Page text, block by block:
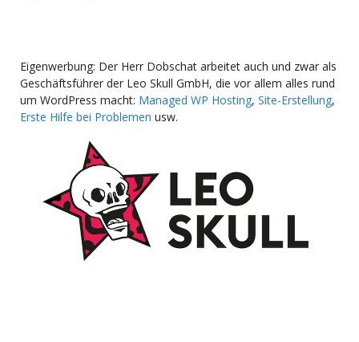
Eigenwerbung: Der Herr Dobschat arbeitet auch und zwar als
Geschäftsführer der Leo Skull GmbH, die vor allem alles rund
um WordPress macht: Managed WP Hosting, Site-Erstellung,
Erste Hilfe bei Problemen usw.